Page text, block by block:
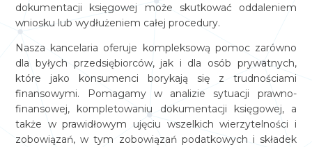
dokumentacji księgowej może skutkować oddaleniem
wniosku lub wydłużeniem całej procedury.
Nasza kancelaria oferuje kompleksową pomoc zarówno
dla byłych przedsiębiorców, jak i dla osób prywatnych,
które jako konsumenci borykają się z trudnościami
finansowymi. Pomagamy w analizie sytuacji prawno-
finansowej, kompletowaniu dokumentacji księgowej, a
także w prawidłowym ujęciu wszelkich wierzytelności i
zobowiązań, w tym zobowiązań podatkowych i składek